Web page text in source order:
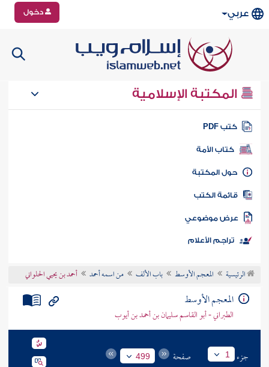
عربي دخول
المكتبة الإسلامية
كتب PDF
كتاب الأمة
المكتبة
الكتب
موضوعي
تراجم الأعلام
الرئيسية المعجم الأوسط باب الألف من اسمه أحمد أحمد بن يحيي الحلواني
المعجم الأوسط
الطبراني - أبو القاسم سليمان بن أحمد بن أيوب
جزء 1 صفحة 499